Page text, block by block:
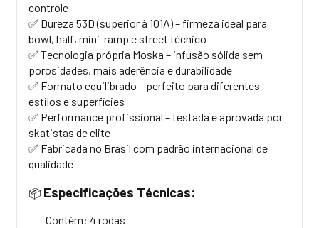
controle
✅ Dureza 53D (superior à 101A) – firmeza ideal para
bowl, half, mini-ramp e street técnico
✅ Tecnologia própria Moska – infusão sólida sem
porosidades, mais aderência e durabilidade
✅ Formato equilibrado – perfeito para diferentes
estilos e superfícies
✅ Performance profissional – testada e aprovada por
skatistas de elite
✅ Fabricada no Brasil com padrão internacional de
qualidade
📦 Especificações Técnicas:
Contém: 4 rodas